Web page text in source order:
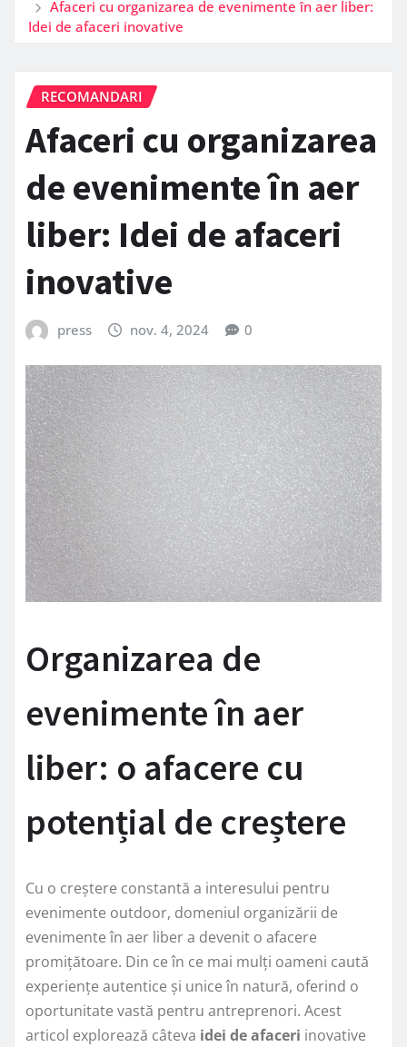
Afaceri cu organizarea de evenimente în aer liber:
Idei de afaceri inovative
RECOMANDARI
Afaceri cu organizarea
de evenimente în aer
liber: Idei de afaceri
inovative
press nov. 4, 2024 0
Organizarea de
evenimente în aer
liber: o afacere cu
potențial de creștere
Cu o creștere constantă a interesului pentru
evenimente outdoor, domeniul organizării de
evenimente în aer liber a devenit o afacere
promițătoare. Din ce în ce mai mulți oameni caută
experiențe autentice și unice în natură, oferind o
oportunitate vastă pentru antreprenori. Acest
articol explorează câteva idei de afaceri inovative